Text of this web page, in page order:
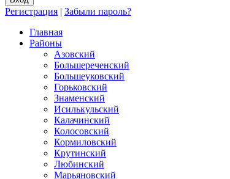
Регистрация | Забыли пароль?
Главная
Районы
Азовский
Большереченский
Большеуковский
Горьковский
Знаменский
Исилькульский
Калачинский
Колосовский
Кормиловский
Крутинский
Любинский
Марьяновский